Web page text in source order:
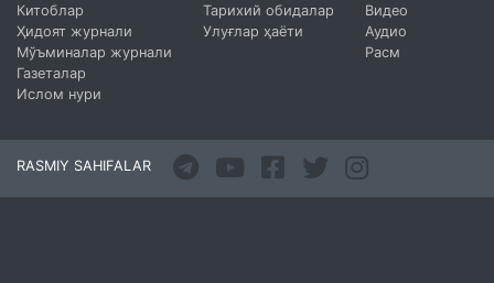
Китоблар
Ҳидоят журнали
Мўъминалар журнали
Газеталар
Ислом нури
Тарихий обидалар
Улуғлар ҳаёти
Видео
Аудио
Расм
RASMIY SAHIFALAR